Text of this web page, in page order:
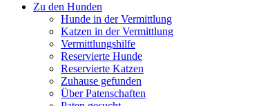
Zu den Hunden
Hunde in der Vermittlung
Katzen in der Vermittlung
Vermittlungshilfe
Reservierte Hunde
Reservierte Katzen
Zuhause gefunden
Über Patenschaften